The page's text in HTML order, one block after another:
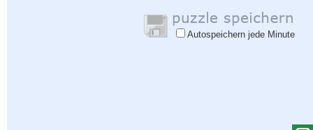
Autospeichern jede Minute